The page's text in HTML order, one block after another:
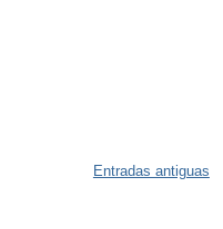
Entradas antiguas